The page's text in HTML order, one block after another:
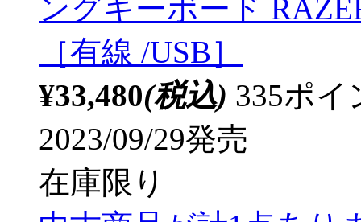
ングキーボード
［有線 /USB］
¥33,480(税込) 335ポ
2023/09/29発売
在庫限り